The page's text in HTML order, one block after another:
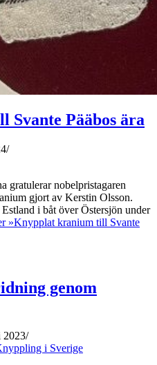
Pääbos ära
gratulerar nobelpristagaren
gjort av Kerstin Olsson.
i båt över Östersjön under
»Knypplat kranium till Svante
genom
2023
i Sverige